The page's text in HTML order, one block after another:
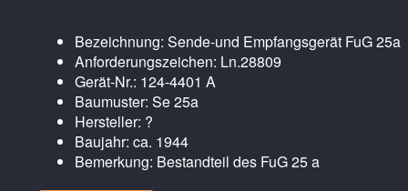
Bezeichnung: Sende-und Empfangsgerät FuG 25a
Anforderungszeichen: Ln.28809
Gerät-Nr.: 124-4401 A
Baumuster: Se 25a
Hersteller: ?
Baujahr: ca. 1944
Bemerkung: Bestandteil des FuG 25 a